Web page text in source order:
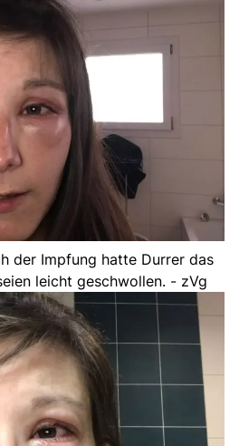
der Impfung hatte Durrer das
leicht geschwollen. - zVg